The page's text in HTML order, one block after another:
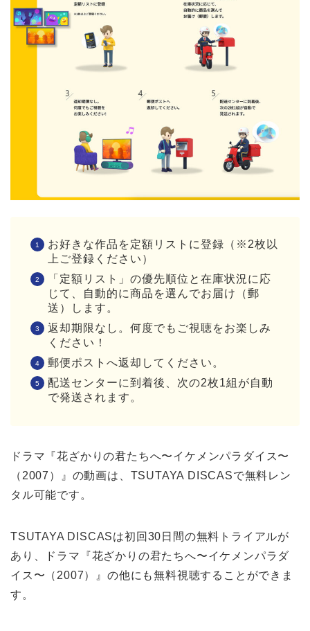
お好きな作品を定額リストに登録（※2枚以
上ご登録ください）
「定額リスト」の優先順位と在庫状況に応
じて、自動的に商品を選んでお届け（郵
送）します。
返却期限なし。何度でもご視聴をお楽しみ
ください！
郵便ポストへ返却してください。
配送センターに到着後、次の2枚1組が自動
で発送されます。
ドラマ『花ざかりの君たちへ〜イケメンパラダイス〜
（2007）』の動画は、TSUTAYA DISCASで無料レン
タル可能です。
TSUTAYA DISCASは初回30日間の無料トライアルが
あり、ドラマ『花ざかりの君たちへ〜イケメンパラダ
イス〜（2007）』の他にも無料視聴することができま
す。